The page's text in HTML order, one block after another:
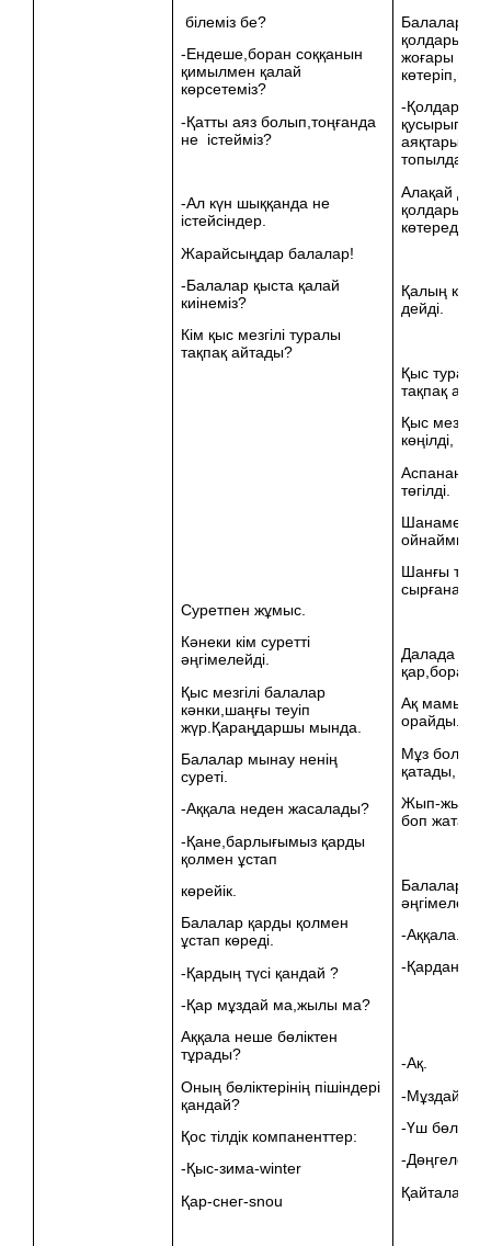
білеміз бе?
-Ендеше,боран соққанын
қимылмен қалай
көрсетеміз?
-Қатты аяз болып,тоңғанда
не істейміз?
-Ал күн шыққанда не
істейсіндер.
Жарайсыңдар балалар!
-Балалар қыста қалай
киінеміз?
Кім қыс мезгілі туралы
тақпақ айтады?
Суретпен жұмыс.
Кәнеки кім суретті
әңгімелейді.
Қыс мезгілі балалар
кәнки,шаңғы теуіп
жүр.Қараңдаршы мында.
Балалар мынау ненің
суреті.
-Аққала неден жасалады?
-Қане,барлығымыз қарды
қолмен ұстап
көрейік.
Балалар қарды қолмен
ұстап көреді.
-Қардың түсі қандай ?
-Қар мұздай ма,жылы ма?
Аққала неше бөліктен
тұрады?
Оның бөліктерінің пішіндері
қандай?
Қос тілдік компаненттер:
-Қыс-зима-winter
Қар-снег-snou
Балалар
қолдарын
жоғары
-Қолдарын
қусырып
аяқтарын
Алақай деп
қолдарын
көтереді.
Қалың
дейді.
Қыс туралы
тақпақ
Қыс мезгілі
көңілді,
Аспанан ақ
төгілді.
Шанамен
ойнаймыз,
Шанғы теуіп
Далада
Ақ мамыққа
орайды.
Мұз болады
қатады,
Жып-
боп жатады.
Балалар
әңгімелейді.
-Аққала.
-Қардан.
-Ақ.
-Мұздай.
-Үш
-Дөңгелек.